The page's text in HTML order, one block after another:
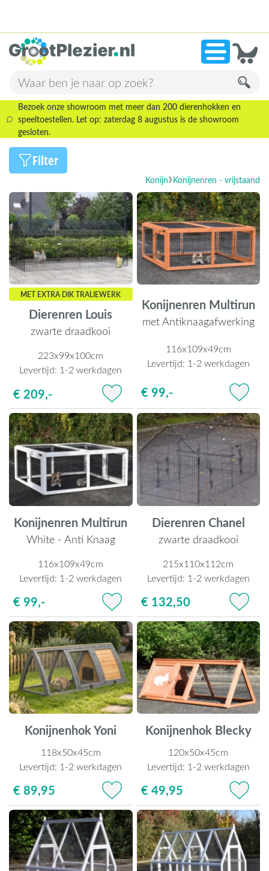
»13.946 beoordelingen!
Bezoek onze showroom met meer dan 200 dierenhokken en
speeltoestellen. Let op: zaterdag 8 augustus is de showroom
gesloten.
Filter
Konijn Konijnenren - vrijstaand
MET EXTRA DIK TRALIEWERK
Dierenren Louis
zwarte draadkooi
223x99x100cm
Levertijd: 1-2 werkdagen
€ 209,-
Konijnenren Multirun
met Antiknaagafwerking
116x109x49cm
Levertijd: 1-2 werkdagen
€ 99,-
Konijnenren Multirun
White - Anti Knaag
116x109x49cm
Levertijd: 1-2 werkdagen
€ 99,-
Dierenren Chanel
zwarte draadkooi
215x110x112cm
Levertijd: 1-2 werkdagen
€ 132,50
Konijnenhok Yoni
118x50x45cm
Levertijd: 1-2 werkdagen
€ 89,95
Konijnenhok Blecky
120x50x45cm
Levertijd: 1-2 werkdagen
€ 49,95